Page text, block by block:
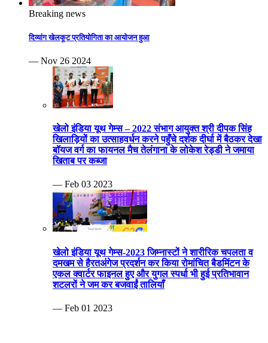
Breaking news
दिव्यांग खेलकूट प्रतियोगिता का आयोजन हुआ
— Nov 26 2024
खेलो इंडिया यूथ गेम्स – 2022 संभाग आयुक्त श्री दीपक सिंह
खिलाड़ियों का उत्साहवर्धन करने पहुँचे दर्शक दीर्घा में बैठकर देखा
बॉयज वर्ग का फायनल मैच तेलंगाना के लोकेश रेड्डी ने जमाया
खिताब पर कब्जा
— Feb 03 2023
खेलो इंडिया यूथ गेम्स-2023 जिम्नास्टों ने शारीरिक चपलता व
दमखम से हैरतअंगेज प्रदर्शन कर किया रोमांचित बैडमिंटन के
एकल क्वार्टर फाइनल हुए और युगल स्पर्धा भी हुई प्रतिभावान
शटलरों ने जम कर बजवाईं तालियाँ
— Feb 01 2023